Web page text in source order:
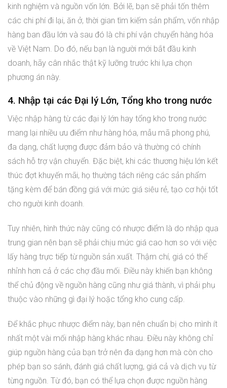
kinh nghiệm và nguồn vốn lớn. Bởi lẽ, bạn sẽ phải tốn thêm
các chi phí đi lại, ăn ở, thời gian tìm kiếm sản phẩm, vốn nhập
hàng ban đầu lớn và sau đó là chi phí vận chuyển hàng hóa
về Việt Nam. Do đó, nếu bạn là người mới bắt đầu kinh
doanh, hãy cân nhắc thật kỹ lưỡng trước khi lựa chọn
phương án này.
4. Nhập tại các Đại lý Lớn, Tổng kho trong nước
Việc nhập hàng từ các đại lý lớn hay tổng kho trong nước
mang lại nhiều ưu điểm như hàng hóa, mẫu mã phong phú,
đa dạng, chất lượng được đảm bảo và thường có chính
sách hỗ trợ vận chuyển. Đặc biệt, khi các thương hiệu lớn kết
thúc đợt khuyến mãi, họ thường tách riêng các sản phẩm
tặng kèm để bán đồng giá với mức giá siêu rẻ, tạo cơ hội tốt
cho người kinh doanh.
Tuy nhiên, hình thức này cũng có nhược điểm là do nhập qua
trung gian nên bạn sẽ phải chịu mức giá cao hơn so với việc
lấy hàng trực tiếp từ nguồn sản xuất. Thậm chí, giá có thể
nhỉnh hơn cả ở các chợ đầu mối. Điều này khiến bạn không
thể chủ động về nguồn hàng cũng như giá thành, vì phải phụ
thuộc vào những gì đại lý hoặc tổng kho cung cấp.
Để khắc phục nhược điểm này, bạn nên chuẩn bị cho mình ít
nhất một vài mối nhập hàng khác nhau. Điều này không chỉ
giúp nguồn hàng của bạn trở nên đa dạng hơn mà còn cho
phép bạn so sánh, đánh giá chất lượng, giá cả và dịch vụ từ
từng nguồn. Từ đó, bạn có thể lựa chọn được nguồn hàng